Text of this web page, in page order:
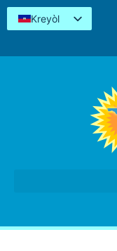
Kreyòl
Español